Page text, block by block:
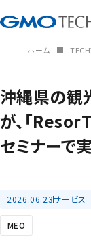
ホーム
沖縄県の観
が、「
セミナーで
2026.06.23サービス
MEO